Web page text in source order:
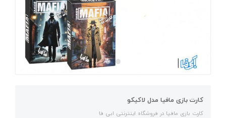
کارت بازی مافیا مدل لاکیکو
کارت بازی مافیا در فروشگاه اینترنتی ابی فا